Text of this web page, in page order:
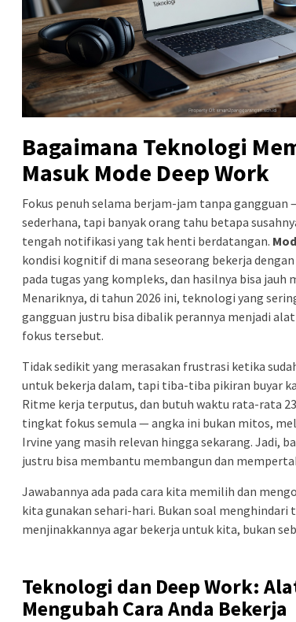
Bagaimana Teknologi
Masuk Mode Deep Work
Fokus penuh selama berjam-jam tanpa gangguan
sederhana, tapi banyak orang tahu betapa
tengah notifikasi yang tak henti berdatangan.
kondisi kognitif di mana seseorang bekerja
pada tugas yang kompleks, dan hasilnya bisa jauh
Menariknya, di tahun 2026 ini, teknologi yang
gangguan justru bisa dibalik perannya menjadi
fokus tersebut.
Tidak sedikit yang merasakan frustrasi ketika
untuk bekerja dalam, tapi tiba-tiba pikiran buyar
Ritme kerja terputus, dan butuh waktu rata-rata
tingkat fokus semula — angka ini bukan mitos,
Irvine yang masih relevan hingga sekarang. Jadi,
justru bisa membantu membangun dan
Jawabannya ada pada cara kita memilih dan
kita gunakan sehari-hari. Bukan soal
menjinakkannya agar bekerja untuk kita, bukan
Teknologi dan Deep Work:
Mengubah Cara Anda Bekerja